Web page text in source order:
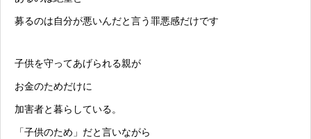
募るのは自分が悪いんだと言う罪悪感だけです
子供を守ってあげられる親が
お金のためだけに
加害者と暮らしている。
「子供のため」だと言いながら